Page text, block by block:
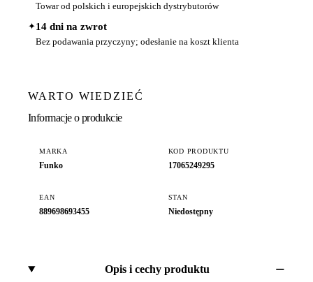
Towar od polskich i europejskich dystrybutorów
✦14 dni na zwrot
Bez podawania przyczyny; odesłanie na koszt klienta
WARTO WIEDZIEĆ
Informacje o produkcie
MARKA
Funko
KOD PRODUKTU
17065249295
EAN
889698693455
STAN
Niedostępny
Opis i cechy produktu